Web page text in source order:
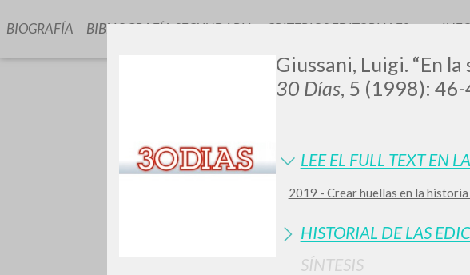
Giussani, Luigi. “En
30 Días, 5 (1998):
LEE EL FULL TEXT EN
2019 - Crear huellas en la
HISTORIAL DE LAS
SÍNTESIS
BIOGRAFÍA BIBLIOGRAFÍA SECUNDARIA CRITERIOS EDITORIALES